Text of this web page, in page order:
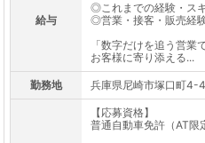
給与
◎これまでの経験・ス
◎営業・接客・販売経
「数字だけを追う営業
お客様に寄り添える...
勤務地 兵庫県尼崎市塚口町4-
【応募資格】
普通自動車免許（AT限